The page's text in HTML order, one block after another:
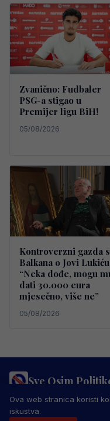
Zvanično: Fudbaler
PSG-a stigao u
Premijer ligu BiH!
05/08/2026
Kontroverzni gazda s
Balkana o Jovi
“Neka dođe, mogu
dati 30.000 eura
mjesečno, više ne”
05/08/2026
Sve Osim
PRAVILA PRIVATNOSTI
IMPRESSUM
© 2026 Sve Osim Politike.
Ova web stranica koristi
iskustva.